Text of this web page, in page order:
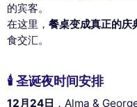
的宾客。
在这里， 餐桌变成真正的庆
食交汇。
🕯 圣诞夜时间安排
12月24日 ，Alma &